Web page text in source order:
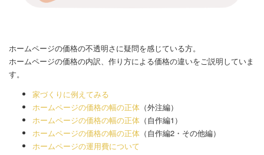
ホームページの価格の不透明さに疑問を感じている方。
ホームページの価格の内訳、作り方による価格の違いをご説明していま
す。
家づくりに例えてみる
ホームページの価格の幅の正体 （外注編）
ホームページの価格の幅の正体 （自作編1）
ホームページの価格の幅の正体 （自作編2・その他編）
ホームページの運用費について